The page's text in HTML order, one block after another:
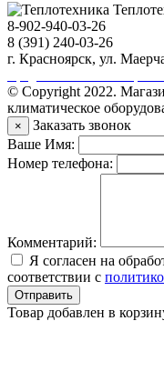
8-902-940-03-26
8 (391) 240-03-26
г. Красноярск, ул.
© Copyright 2022.
климатическое
×
Заказать звонок
Ваше Имя:
Номер телефона:
Комментарий:
Я согласен на
соответствии с
Отправить
Товар добавлен в